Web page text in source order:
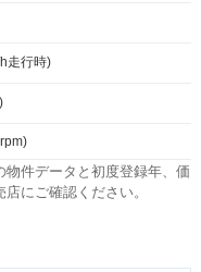
走行時)
件データと初度登録年、価
にご確認ください。